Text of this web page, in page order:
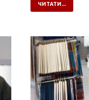
ЧИТАТИ...